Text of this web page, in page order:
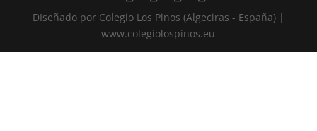
DIseñado por Colegio Los Pinos (Algeciras - España) |
www.colegiolospinos.eu